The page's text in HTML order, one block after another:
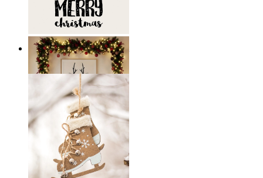
Skandinavisk Julväggkonst
Från 149 kr